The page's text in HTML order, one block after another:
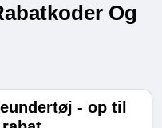
Og
- op til